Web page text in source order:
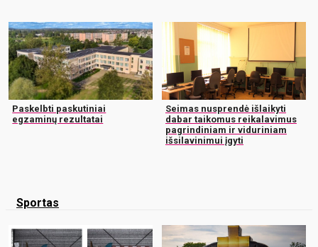
Paskelbti paskutiniai
egzaminų rezultatai
Seimas nusprendė išlaikyti
dabar taikomus reikalavimus
pagrindiniam ir viduriniam
išsilavinimui įgyti
Sportas